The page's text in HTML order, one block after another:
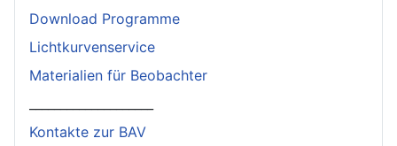
Download Programme
Lichtkurvenservice
Materialien für Beobachter
Kontakte zur BAV